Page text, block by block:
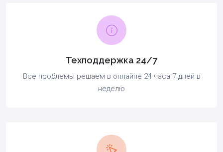
Техподдержка 24/7
Все проблемы решаем в онлайне 24 часа 7 дней в
неделю